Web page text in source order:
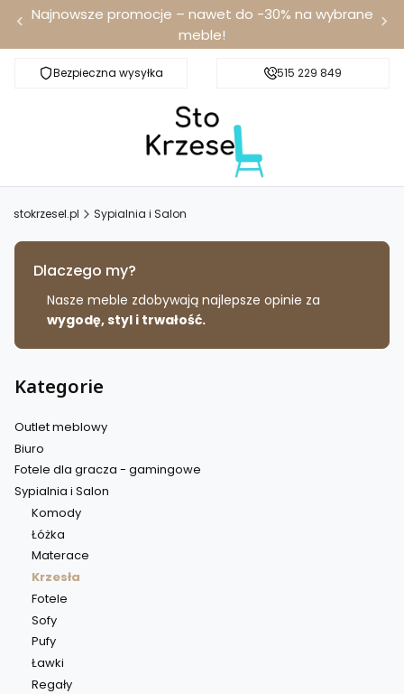
Najnowsze promocje – nawet do -30% na wybrane
meble!
Bezpieczna wysyłka Darmowa dostawa od 100 zł
515 229 849
stokrzesel.pl Sypialnia i Salon
Dlaczego my?
Nasze meble zdobywają najlepsze opinie za
wygodę, styl i trwałość.
Kategorie
Outlet meblowy
Biuro
Fotele dla gracza - gamingowe
Sypialnia i Salon
Komody
Łóżka
Materace
Krzesła
Fotele
Sofy
Pufy
Ławki
Regały